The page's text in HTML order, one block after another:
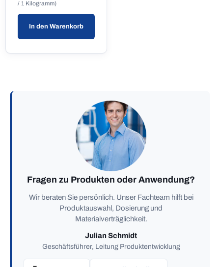
/ 1 Kilogramm)
In den Warenkorb
Fragen zu Produkten oder Anwendung?
Wir beraten Sie persönlich. Unser Fachteam hilft bei
Produktauswahl, Dosierung und
Materialverträglichkeit.
Julian Schmidt
Geschäftsführer, Leitung Produktentwicklung